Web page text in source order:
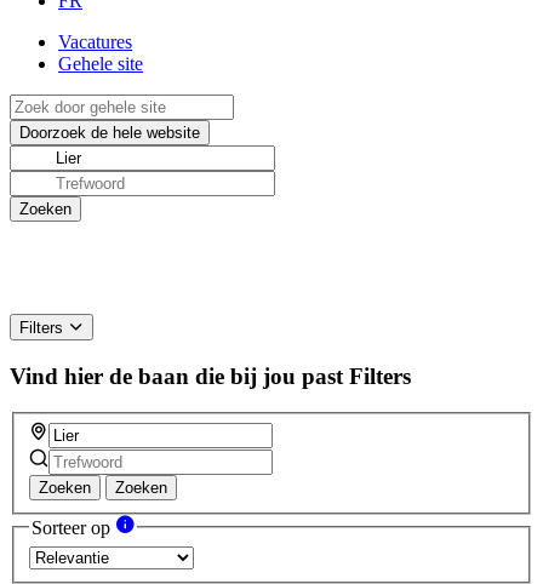
Vacatures
Gehele site
Filters
Vind hier de baan die bij jou past Filters
Zoeken Zoeken
Sorteer op